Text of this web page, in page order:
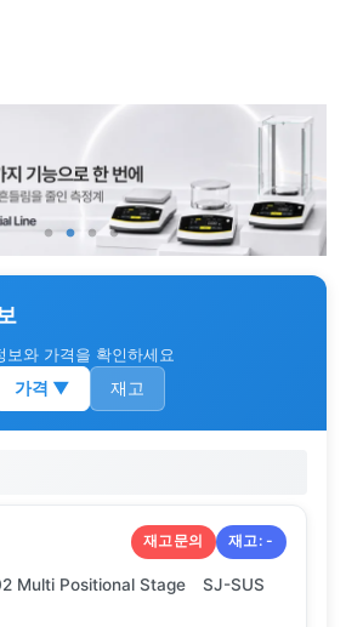
보와 가격을 확인하세요
가격 ▼ 재고
재고문의 재고:-
Multi Positional Stage SJ-SUS